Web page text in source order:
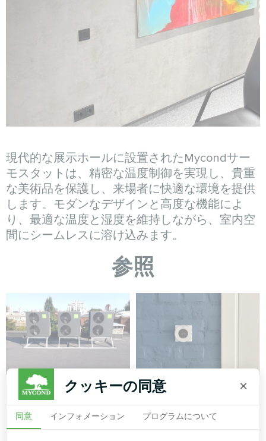
現代的な展示ホールに設置されたMycondサー
モスタットは、精密な温度制御を実現し、貴重
な美術品を保護し、来場者に快適な環境を提供
します。モダンなデザインと高度な機能によ
り、最適な温度と湿度を維持しながら、室内空
間にシームレスに溶け込みます。
参照
ITオフィス
スプリットヒートポンプ ア
ーティックホーム・ベーシッ
床暖房用サーモスタット マ
クッキーの同意 ×
同意 インフォメーション プログラムについて